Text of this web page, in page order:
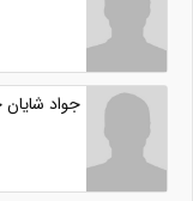
جواد شایان